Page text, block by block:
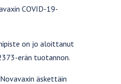
COVID-19-
on jo aloittanut
erän tuotannon.
äskettäin